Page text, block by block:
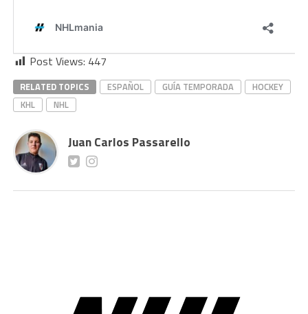
Post Views: 447
RELATED TOPICS ESPAÑOL GUÍA TEMPORADA
HOCKEY
KHL
NHL
Juan Carlos Passarello